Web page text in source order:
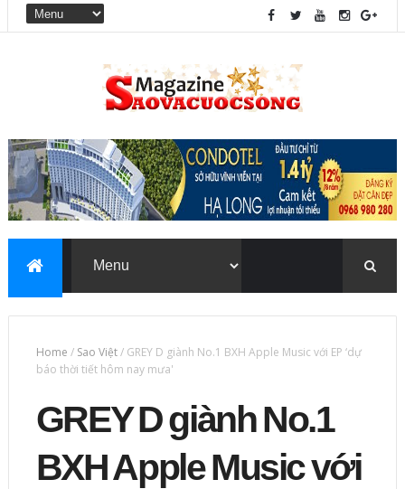
Home / Sao Việt/ GREY D giành No.1 BXH Apple Music với EP ‘dự
báo thời tiết hôm nay mưa'
GREY D giành No.1
BXH Apple Music với